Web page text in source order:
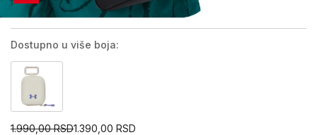
Dostupno u više boja:
1.990,00 RSD1.390,00 RSD